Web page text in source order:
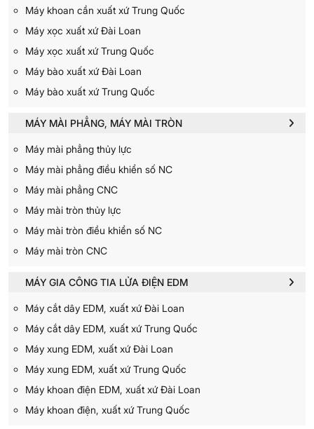
Máy khoan cần xuất xứ Trung Quốc
Máy xọc xuất xứ Đài Loan
Máy xọc xuất xứ Trung Quốc
Máy bào xuất xứ Đài Loan
Máy bào xuất xứ Trung Quốc
MÁY MÀI PHẲNG, MÁY MÀI TRÒN
Máy mài phẳng thủy lực
Máy mài phẳng điều khiển số NC
Máy mài phẳng CNC
Máy mài tròn thủy lực
Máy mài tròn điều khiển số NC
Máy mài tròn CNC
MÁY GIA CÔNG TIA LỬA ĐIỆN EDM
Máy cắt dây EDM, xuất xứ Đài Loan
Máy cắt dây EDM, xuất xứ Trung Quốc
Máy xung EDM, xuất xứ Đài Loan
Máy xung EDM, xuất xứ Trung Quốc
Máy khoan điện EDM, xuất xứ Đài Loan
Máy khoan điện, xuất xứ Trung Quốc